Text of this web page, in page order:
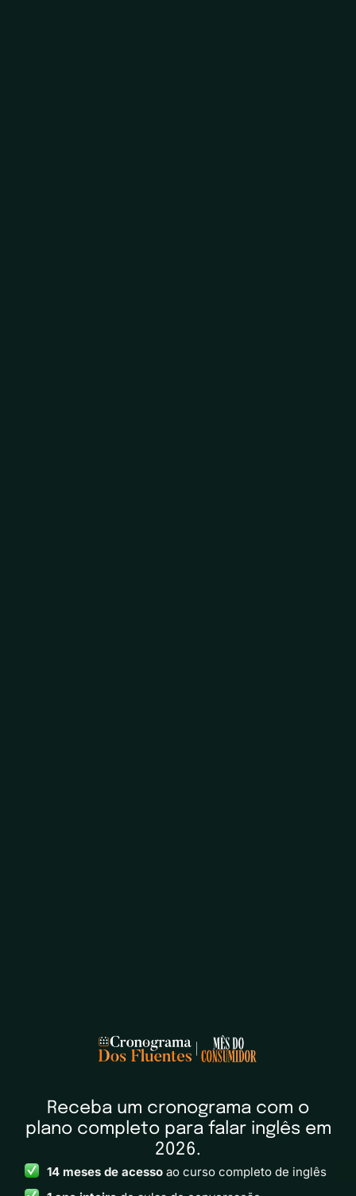
Receba um cronograma com o
plano completo para falar inglês em
2026.
14 meses de acesso ao curso completo de inglês